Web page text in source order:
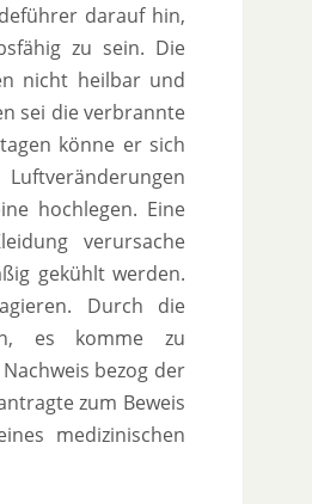
darauf hin,
zu sein. Die
nicht heilbar und
sei die verbrannte
könne er sich
hochlegen. Eine
verursache
gekühlt werden.
Durch die
es komme zu
bezog der
zum Beweis
medizinischen